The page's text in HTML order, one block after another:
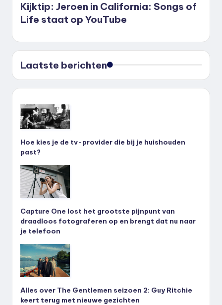
Kijktip: Jeroen in California: Songs of
Life staat op YouTube
Laatste berichten
Hoe kies je de tv-provider die bij je huishouden
past?
Capture One lost het grootste pijnpunt van
draadloos fotograferen op en brengt dat nu naar
je telefoon
Alles over The Gentlemen seizoen 2: Guy Ritchie
keert terug met nieuwe gezichten